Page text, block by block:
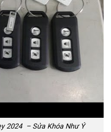
2024 – Sửa Khóa Như Ý